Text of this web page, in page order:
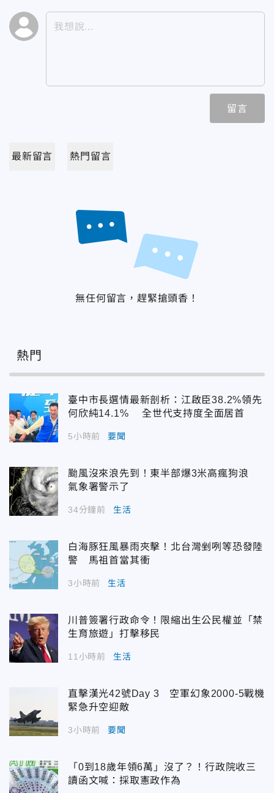
留言
最新留言 熱門留言
無任何留言，趕緊搶頭香！
熱門
臺中市長選情最新剖析：江啟臣38.2%領先
何欣純14.1% 全世代支持度全面居首
5小時前 要聞
颱風沒來浪先到！東半部爆3米高瘋狗浪
氣象署警示了
34分鐘前 生活
白海豚狂風暴雨夾擊！北台灣剉咧等恐發陸
警 馬祖首當其衝
3小時前 生活
川普簽署行政命令！限縮出生公民權並「禁
生育旅遊」打擊移民
11小時前 生活
直擊漢光42號Day 3 空軍幻象2000-5戰機
緊急升空迎敵
3小時前 要聞
「0到18歲年領6萬」沒了？！行政院收三
讀函文喊：採取憲政作為